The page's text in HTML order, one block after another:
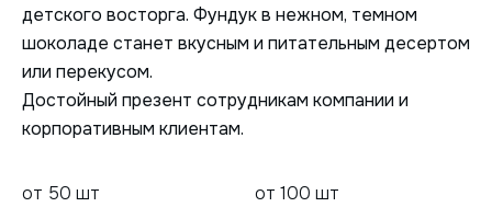
детского восторга. Фундук в нежном, темном
шоколаде станет вкусным и питательным десертом
или перекусом.
Достойный презент сотрудникам компании и
корпоративным клиентам.
от 50 шт от 100 шт